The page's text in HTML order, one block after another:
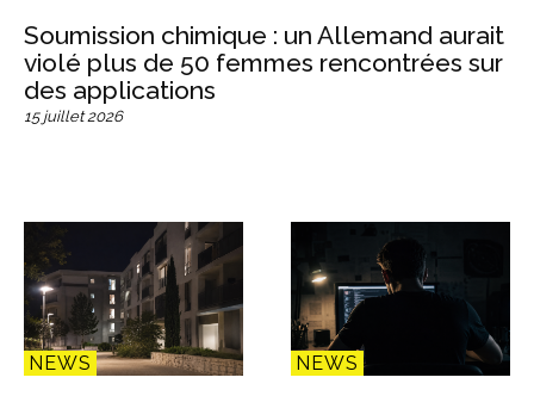
Soumission chimique : un Allemand aurait
violé plus de 50 femmes rencontrées sur
des applications
15 juillet 2026
NEWS NEWS